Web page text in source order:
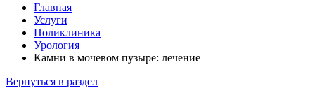
Главная
Услуги
Поликлиника
Урология
Камни в мочевом пузыре: лечение
Вернуться в раздел